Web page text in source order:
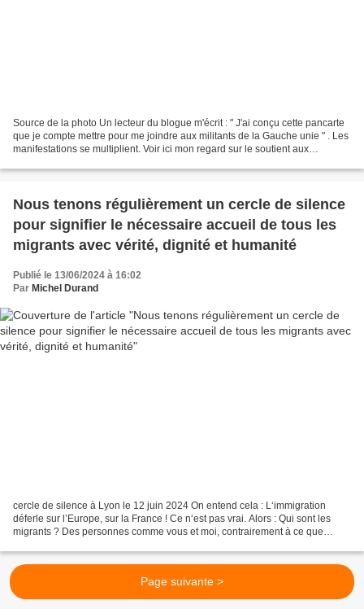
Source de la photo Un lecteur du blogue m'écrit : " J'ai conçu cette pancarte
que je compte mettre pour me joindre aux militants de la Gauche unie " . Les
manifestations se multiplient. Voir ici mon regard sur le soutient aux
Nous tenons régulièrement un cercle de silence
pour signifier le nécessaire accueil de tous les
migrants avec vérité, dignité et humanité
Publié le 13/06/2024 à 16:02
Par Michel Durand
cercle de silence à Lyon le 12 juin 2024 On entend cela : L‘immigration
déferle sur l’Europe, sur la France ! Ce n‘est pas vrai. Alors : Qui sont les
migrants ? Des personnes comme vous et moi, contrairement à ce que
Page suivante >